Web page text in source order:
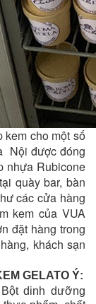
kem cho một số
Nội được đóng
nhựa Rubicone
quày bar, bàn
các cửa hàng
kem của VUA
đặt hàng trong
khách sạn
GELATO Ý:
dinh dưỡng